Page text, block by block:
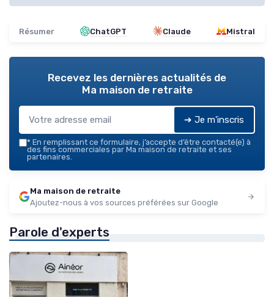
Résumer ChatGPT Claude Mistral
Recevez les dernières actualités de
Ma maison de retraite
➔ Je m'inscris
* En remplissant ce formulaire, j’accepte d’être contacté(e) à
des fins commerciales par Ma maison de retraite et ses
partenaires.
Ma maison de retraite
Ajoutez-nous à vos sources préférées sur Google
Parole d'experts